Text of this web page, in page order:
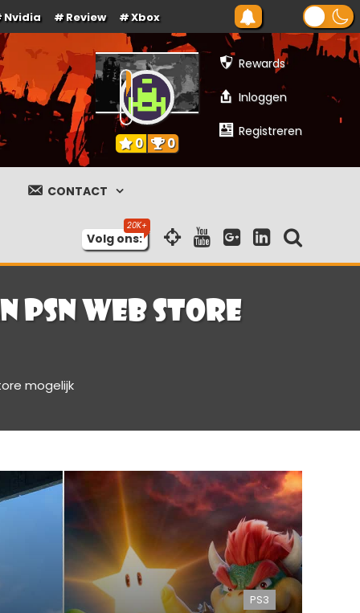
Nvidia Review Xbox
Rewards
Inloggen
Registreren
0 0
CONTACT
Volg ons:
PSN web store
mogelijk
PS3